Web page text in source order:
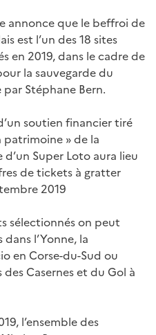
annonce que le beffroi de
est l’un des 18 sites
en 2019, dans le cadre de
la sauvegarde du
Stéphane Bern.
soutien financier tiré
patrimoine » de la
d’un Super Loto aura lieu
de tickets à gratter
2019
sélectionnés on peut
l’Yonne, la
en Corse-du-Sud ou
Casernes et du Gol à
l’ensemble des